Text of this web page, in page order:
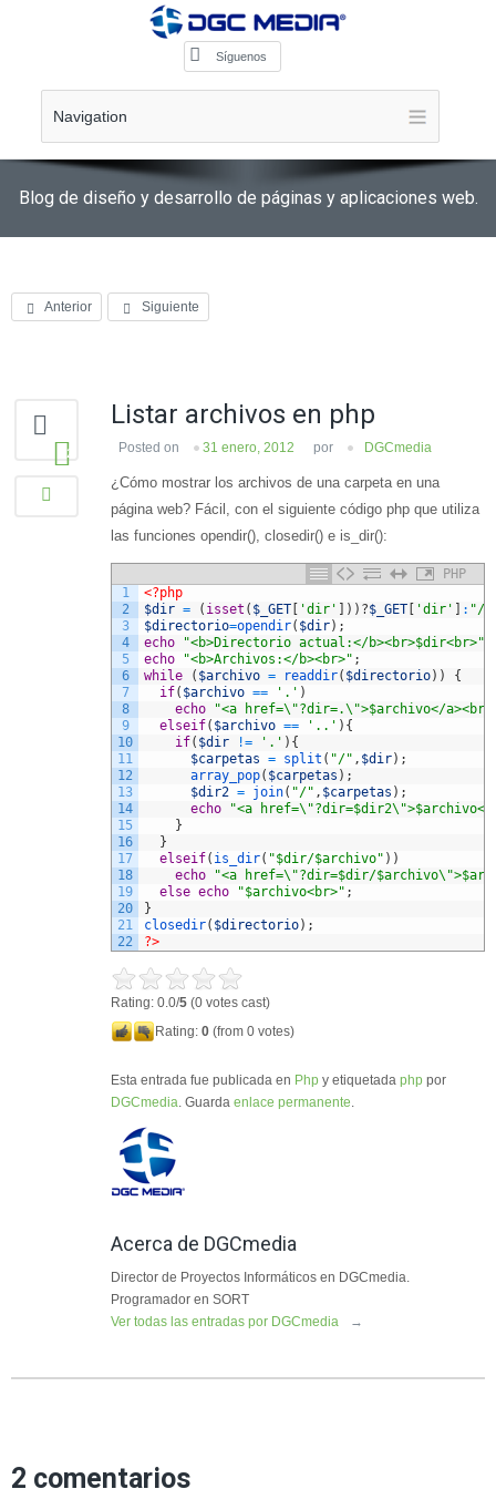
Síguenos
Navigation
Blog de diseño y desarrollo de páginas y aplicaciones web.
Anterior Siguiente
2
Listar archivos en php
Posted on 31 enero, 2012 por DGCmedia
¿Cómo mostrar los archivos de una carpeta en una
página web? Fácil, con el siguiente código php que utiliza
las funciones opendir(), closedir() e is_dir():
PHP
1
2
3
4
5
6
7
8
9
10
11
12
13
14
15
16
17
18
19
20
21
22
<?php
$dir = ( isset ( $_GET 'dir' ) ) ?$_GET 'dir' : "/"
$directorio=opendir( $dir) ;
echo
"<b>Directorio actual:</b><br>$dir<br>"
echo
"<b>Archivos:</b><br>" ;
while
( $archivo = readdir( $directorio) )
{
if( $archivo == '.' )
echo
"<a href=\"?dir=.\">$archivo</
elseif( $archivo == '..' ) {
if( $dir != '.' ) {
$carpetas = split ( "/" , $dir) ;
array_pop( $carpetas ) ;
$dir2 = join( "/" , $carpetas ) ;
echo
"<a href=\"?dir=$dir2\">$archivo</
}
}
elseif( is_dir( "$dir/$archivo" ) )
echo
"<a href=\"?dir=$dir/
else echo "$archivo<br>" ;
}
closedir( $directorio) ;
?>
Rating: 0.0/5 (0 votes cast)
Rating: 0 (from 0 votes)
Esta entrada fue publicada en Php y etiquetada php por
DGCmedia. Guarda enlace permanente.
Acerca de DGCmedia
Director de Proyectos Informáticos en DGCmedia.
Programador en SORT
Ver todas las entradas por DGCmedia
→
2 comentarios